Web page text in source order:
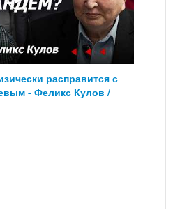
расправится с
- Феликс Кулов /